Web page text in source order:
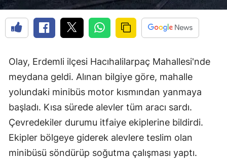
Olay, Erdemli ilçesi Hacıhalilarpaç Mahallesi'nde
meydana geldi. Alınan bilgiye göre, mahalle
yolundaki minibüs motor kısmından yanmaya
başladı. Kısa sürede alevler tüm aracı sardı.
Çevredekiler durumu itfaiye ekiplerine bildirdi.
Ekipler bölgeye giderek alevlere teslim olan
minibüsü söndürüp soğutma çalışması yaptı.